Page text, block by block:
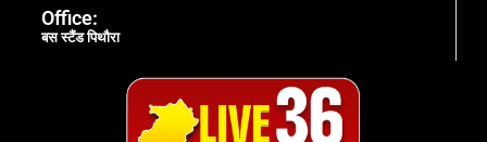
Office:
बस स्टैंड पिथौरा